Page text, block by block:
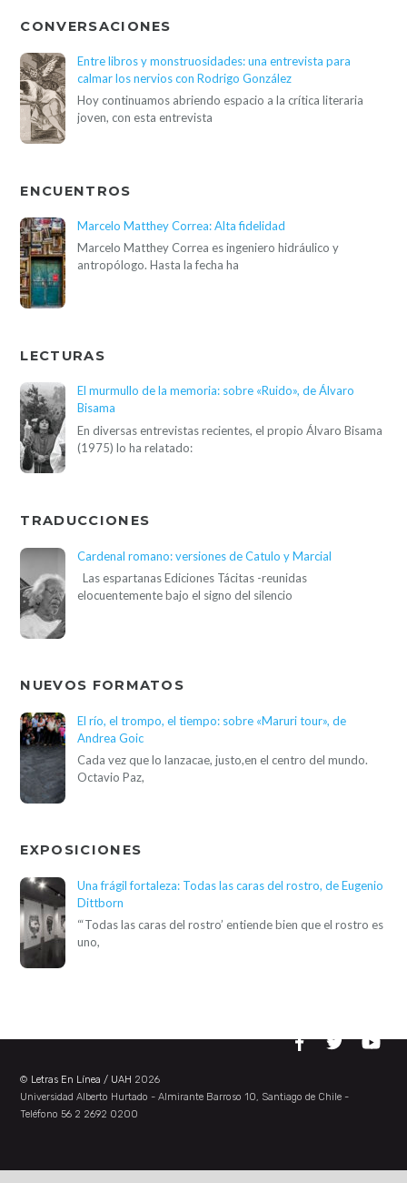
CONVERSACIONES
Entre libros y monstruosidades: una entrevista para
calmar los nervios con Rodrigo González
Hoy continuamos abriendo espacio a la crítica literaria
joven, con esta entrevista
ENCUENTROS
Marcelo Matthey Correa: Alta fidelidad
Marcelo Matthey Correa es ingeniero hidráulico y
antropólogo. Hasta la fecha ha
LECTURAS
El murmullo de la memoria: sobre «Ruido», de Álvaro
Bisama
En diversas entrevistas recientes, el propio Álvaro Bisama
(1975) lo ha relatado:
TRADUCCIONES
Cardenal romano: versiones de Catulo y Marcial
Las espartanas Ediciones Tácitas -reunidas
elocuentemente bajo el signo del silencio
NUEVOS FORMATOS
El río, el trompo, el tiempo: sobre «Maruri tour», de
Andrea Goic
Cada vez que lo lanzacae, justo,en el centro del mundo.
Octavio Paz,
EXPOSICIONES
Una frágil fortaleza: Todas las caras del rostro, de Eugenio
Dittborn
“‘Todas las caras del rostro’ entiende bien que el rostro es
uno,
© Letras En Línea / UAH 2026
Universidad Alberto Hurtado - Almirante Barroso 10, Santiago de Chile -
Teléfono 56 2 2692 0200